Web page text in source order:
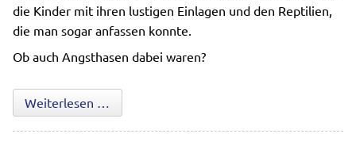
die Kinder mit ihren lustigen Einlagen und den Reptilien,
die man sogar anfassen konnte.
Ob auch Angsthasen dabei waren?
Weiterlesen …